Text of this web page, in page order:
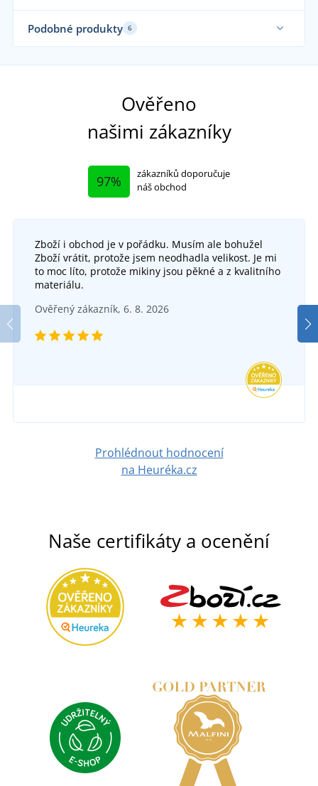
+12
Sportovní potítko MB043
DO 6 DNŮ
Podobné produkty 6
Multifunkční šátek MB6503
49 Kč
Ověřeno
našimi zákazníky
97%
zákazníků doporučuje
náš obchod
Zboží i obchod je v pořádku. Musím ale bohužel
Zboží vrátit, protože jsem neodhadla velikost. Je mi
to moc líto, protože mikiny jsou pěkné a z kvalitního
materiálu.
Ověřený zákazník, 6. 8. 2026
Prohlédnout hodnocení
na Heuréka.cz
Naše certifikáty a ocenění